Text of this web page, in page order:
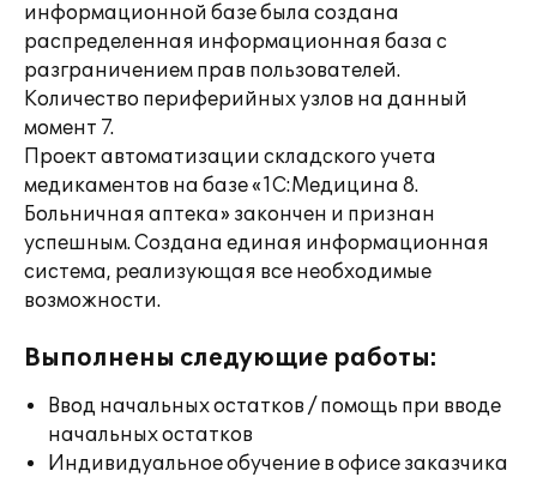
информационной базе была создана
распределенная информационная база с
разграничением прав пользователей.
Количество периферийных узлов на данный
момент 7.
Проект автоматизации складского учета
медикаментов на базе «1С:Медицина 8.
Больничная аптека» закончен и признан
успешным. Создана единая информационная
система, реализующая все необходимые
возможности.
Выполнены следующие работы:
Ввод начальных остатков / помощь при вводе
начальных остатков
Индивидуальное обучение в офисе заказчика